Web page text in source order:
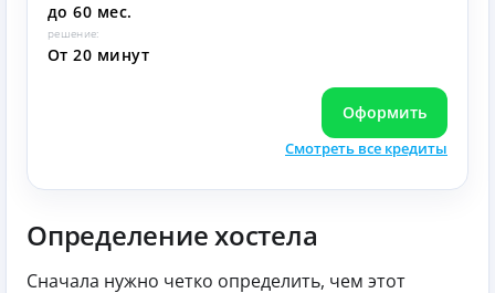
до 60 мес.
решение:
От 20 минут
Оформить
Смотреть все кредиты
Определение хостела
Сначала нужно четко определить, чем этот